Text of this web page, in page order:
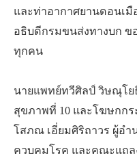
และท่าอากาศยานดอนเมื
อธิบดีกรมขนส่งทางบก ข
ทุกคน
นายแพทย์ทวีศิลป์ วิษณุโ
สุขภาพที่ 10 และโฆษกก
โสภณ เอี่ยมศิริถาวร ผู้อำ
ควบคุมโรค และคณะแถ